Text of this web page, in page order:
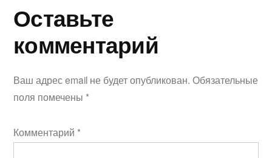
комментарий
Ваш адрес email не будет опубликован. Обязательные
поля помечены *
Комментарий *
Оставьте
комментарий